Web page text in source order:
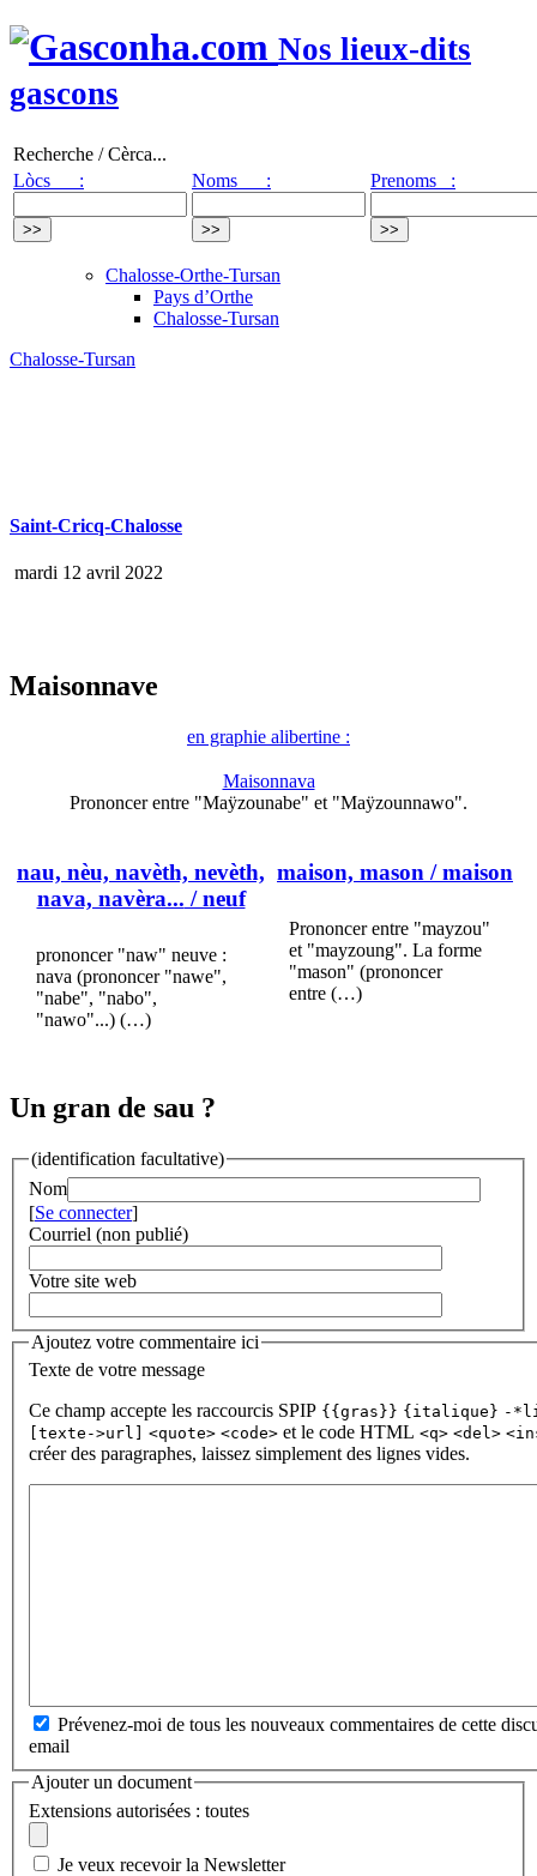
Nos lieux-dits
gascons
Recherche / Cèrca...
Lòcs :
Noms : Prenoms :
Chalosse-Orthe-Tursan
Pays d’Orthe
Chalosse-Tursan
Chalosse-Tursan
Saint-Cricq-Chalosse
mardi 12 avril 2022
Maisonnave
en graphie alibertine :
Maisonnava
Prononcer entre "Maÿzounabe" et "Maÿzounnawo".
nau, nèu, navèth, nevèth,
nava, navèra... / neuf
prononcer "naw" neuve :
nava (prononcer "nawe",
"nabe", "nabo",
"nawo"...) (…)
maison, mason / maison
Prononcer entre "mayzou"
et "mayzoung". La forme
"mason" (prononcer
entre (…)
Un gran de sau ?
(identification facultative)
Nom
[Se connecter]
Courriel (non publié)
Votre site web
Ajoutez votre commentaire ici
Texte de votre message
Ce champ accepte les raccourcis SPIP {{gras}} {italique} -
[texte->url]
<quote> <code> et le code HTML <q> <del>
créer des paragraphes, laissez simplement des lignes vides.
Prévenez-moi de tous les nouveaux commentaires de cette
email
Ajouter un document
Extensions autorisées : toutes
Je veux recevoir la Newsletter